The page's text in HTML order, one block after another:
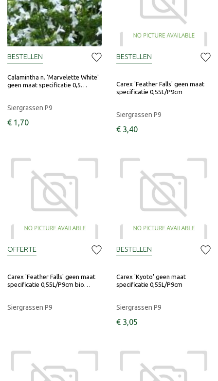
Calamintha n. 'Marvelette White'
geen maat specificatie 0,5…
Siergrassen P9
€ 1 ,70
BESTELLEN
Carex 'Feather Falls' geen maat
specificatie 0,55L/P9cm
Siergrassen P9
€ 3,40
BESTELLEN
Carex 'Feather Falls' geen maat
specificatie 0,55L/P9cm bio…
Siergrassen P9
OFFERTE
Carex 'Kyoto' geen maat
specificatie 0,55L/P9cm
Siergrassen P9
€ 3,05
BESTELLEN